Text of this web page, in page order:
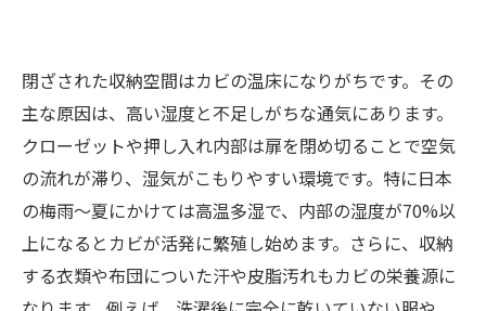
快適なクローゼット環境を取り戻すために
閉ざされた収納空間はカビの温床になりがちです。その
主な原因は、高い湿度と不足しがちな通気にあります。
クローゼットや押し入れ内部は扉を閉め切ることで空気
の流れが滞り、湿気がこもりやすい環境です。特に日本
の梅雨～夏にかけては高温多湿で、内部の湿度が70%以
上になるとカビが活発に繁殖し始めます。さらに、収納
する衣類や布団についた汗や皮脂汚れもカビの栄養源に